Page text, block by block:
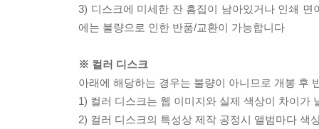
3) 디스크에 미세한 잔 흠집이 남아있거나 인쇄
에는 불량으로 인한 반품/교환이 가능합니다
※ 컬러 디스크
아래에 해당하는 경우는 불량이 아니므로 개봉 후
1) 컬러 디스크는 웹 이미지와 실제 색상이 차이가
2) 컬러 디스크의 특성상 제작 공정시 앨범마다 색